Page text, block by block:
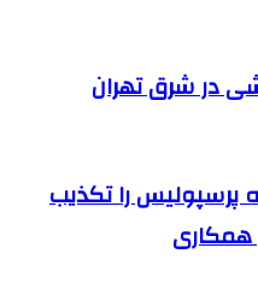
در شرق تهران
پرسپولیس را تکذیب